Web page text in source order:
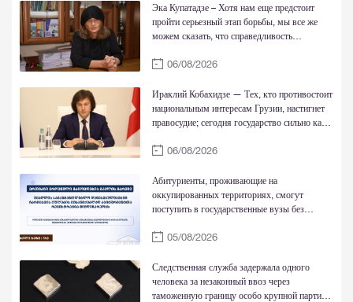
Эка Купатадзе – Хотя нам еще предстоит
пройти серьезный этап борьбы, мы все же
можем сказать, что справедливость
06/08/2026
Ираклий Кобахидзе — Тех, кто противостоит
национальным интересам Грузии, настигнет
правосудие; сегодня государство сильно как
06/08/2026
Абитуриенты, проживающие на
оккупированных территориях, смогут
поступить в государственные вузы без
государства
05/08/2026
Следственная служба задержала одного
человека за незаконный ввоз через
таможенную границу особо крупной партии